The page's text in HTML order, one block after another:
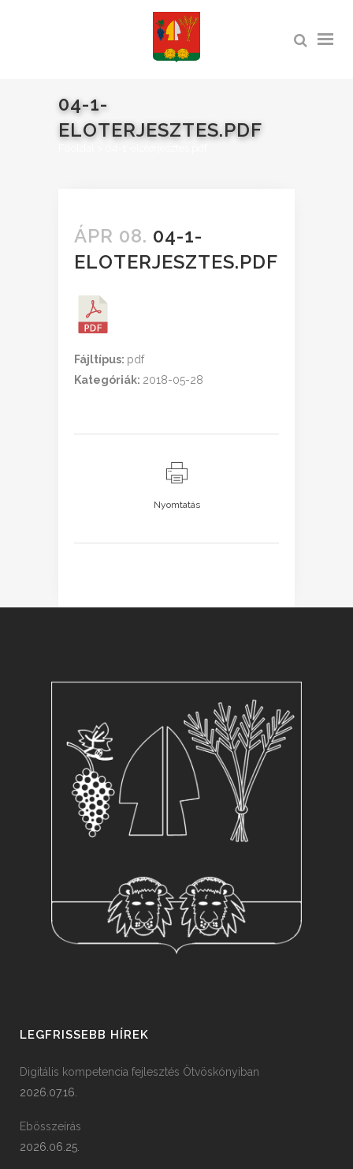
04-1-
ELOTERJESZTES.PDF
ÁPR 08. 04-1-
ELOTERJESZTES.PDF
Fájltípus: pdf
Kategóriák: 2018-05-28
Nyomtatás
LEGFRISSEBB HÍREK
Digitális kompetencia fejlesztés Ötvöskónyiban
2026.07.16.
Ebösszeírás
2026.06.25.